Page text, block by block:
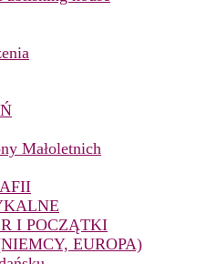
Małoletnich
I POCZĄTKI
EUROPA)